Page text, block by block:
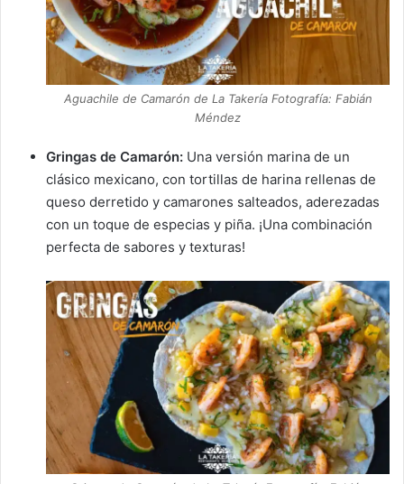
Aguachile de Camarón de La Takería Fotografía: Fabián
Méndez
Gringas de Camarón: Una versión marina de un
clásico mexicano, con tortillas de harina rellenas de
queso derretido y camarones salteados, aderezadas
con un toque de especias y piña. ¡Una combinación
perfecta de sabores y texturas!